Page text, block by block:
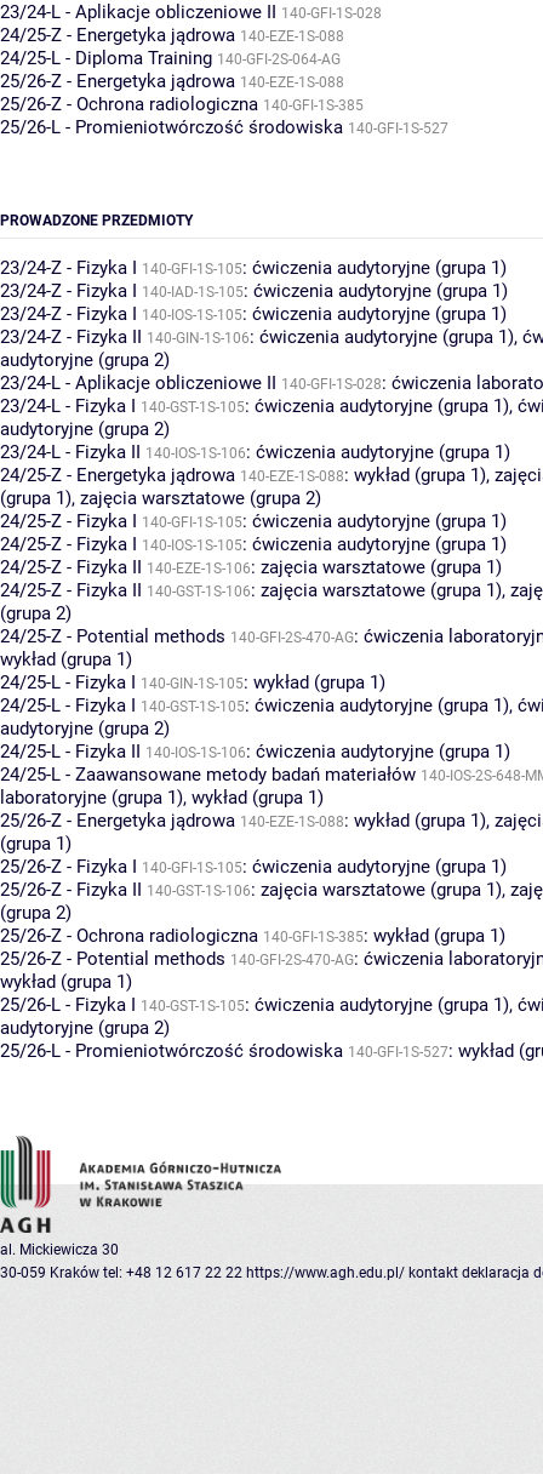
23/24-L - Aplikacje obliczeniowe II 140-GFI-1S-028
24/25-Z - Energetyka jądrowa 140-EZE-1S-088
24/25-L - Diploma Training 140-GFI-2S-064-AG
25/26-Z - Energetyka jądrowa 140-EZE-1S-088
25/26-Z - Ochrona radiologiczna 140-GFI-1S-385
25/26-L - Promieniotwórczość środowiska 140-GFI-1S-527
PROWADZONE PRZEDMIOTY
23/24-Z - Fizyka I 140-GFI-1S-105: ćwiczenia audytoryjne (grupa 1)
23/24-Z - Fizyka I 140-IAD-1S-105: ćwiczenia audytoryjne (grupa 1)
23/24-Z - Fizyka I 140-IOS-1S-105: ćwiczenia audytoryjne (grupa 1)
23/24-Z - Fizyka II 140-GIN-1S-106: ćwiczenia audytoryjne (grupa 1),
audytoryjne (grupa 2)
23/24-L - Aplikacje obliczeniowe II 140-GFI-1S-028: ćwiczenia
23/24-L - Fizyka I 140-GST-1S-105: ćwiczenia audytoryjne (grupa 1),
audytoryjne (grupa 2)
23/24-L - Fizyka II 140-IOS-1S-106: ćwiczenia audytoryjne (grupa 1)
24/25-Z - Energetyka jądrowa 140-EZE-1S-088: wykład (grupa 1),
(grupa 1), zajęcia warsztatowe (grupa 2)
24/25-Z - Fizyka I 140-GFI-1S-105: ćwiczenia audytoryjne (grupa 1)
24/25-Z - Fizyka I 140-IOS-1S-105: ćwiczenia audytoryjne (grupa 1)
24/25-Z - Fizyka II 140-EZE-1S-106: zajęcia warsztatowe (grupa 1)
24/25-Z - Fizyka II 140-GST-1S-106: zajęcia warsztatowe (grupa 1),
(grupa 2)
24/25-Z - Potential methods 140-GFI-2S-470-AG: ćwiczenia
wykład (grupa 1)
24/25-L - Fizyka I 140-GIN-1S-105: wykład (grupa 1)
24/25-L - Fizyka I 140-GST-1S-105: ćwiczenia audytoryjne (grupa 1),
audytoryjne (grupa 2)
24/25-L - Fizyka II 140-IOS-1S-106: ćwiczenia audytoryjne (grupa 1)
24/25-L - Zaawansowane metody badań materiałów 140-IOS-2S-648-
laboratoryjne (grupa 1), wykład (grupa 1)
25/26-Z - Energetyka jądrowa 140-EZE-1S-088: wykład (grupa 1),
(grupa 1)
25/26-Z - Fizyka I 140-GFI-1S-105: ćwiczenia audytoryjne (grupa 1)
25/26-Z - Fizyka II 140-GST-1S-106: zajęcia warsztatowe (grupa 1),
(grupa 2)
25/26-Z - Ochrona radiologiczna 140-GFI-1S-385: wykład (grupa 1)
25/26-Z - Potential methods 140-GFI-2S-470-AG: ćwiczenia
wykład (grupa 1)
25/26-L - Fizyka I 140-GST-1S-105: ćwiczenia audytoryjne (grupa 1),
audytoryjne (grupa 2)
25/26-L - Promieniotwórczość środowiska 140-GFI-1S-527: wykład
al. Mickiewicza 30
30-059 Kraków tel: +48 12 617 22 22 https://www.agh.edu.pl/ kontakt deklaracja